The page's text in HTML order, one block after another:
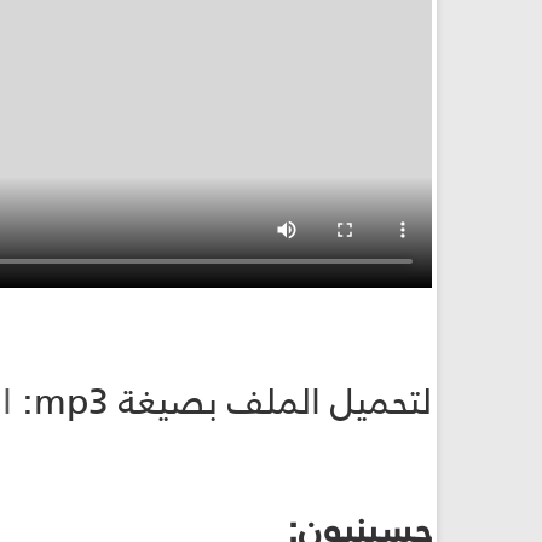
لتحميل الملف بصيغة mp3:
حسينيون: